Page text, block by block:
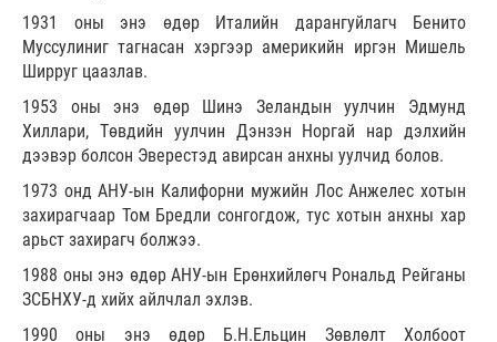
1931 оны энэ өдөр Италийн дарангуйлагч Бенито
Муссулиниг тагнасан хэргээр америкийн иргэн Мишель
Ширруг цаазлав.
1953 оны энэ өдөр Шинэ Зеландын уулчин Эдмунд
Хиллари, Төвдийн уулчин Дэнзэн Норгай нар дэлхийн
дээвэр болсон Эверестэд авирсан анхны уулчид болов.
1973 онд АНУ-ын Калифорни мужийн Лос Анжелес хотын
захирагчаар Том Бредли сонгогдож, тус хотын анхны хар
арьст захирагч болжээ.
1988 оны энэ өдөр АНУ-ын Ерөнхийлөгч Рональд Рейганы
ЗСБНХУ-д хийх айлчлал эхлэв.
1990 оны энэ өдөр Б.Н.Ельцин Зөвлөлт Холбоот